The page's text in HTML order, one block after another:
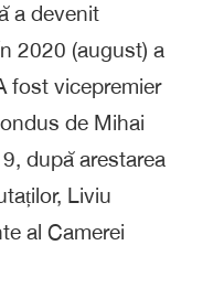
a devenit
2020 (august) a
fost vicepremier
de Mihai
după arestarea
Liviu
al Camerei